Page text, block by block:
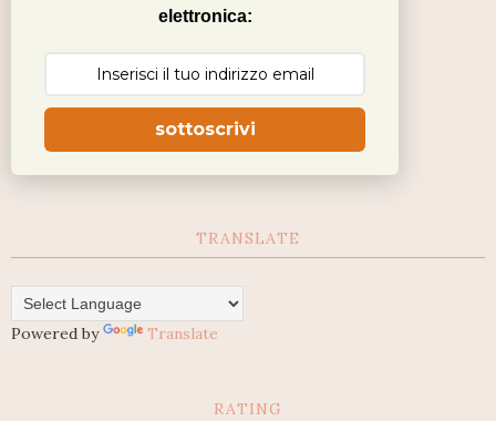
elettronica:
sottoscrivi
TRANSLATE
Powered by Translate
RATING